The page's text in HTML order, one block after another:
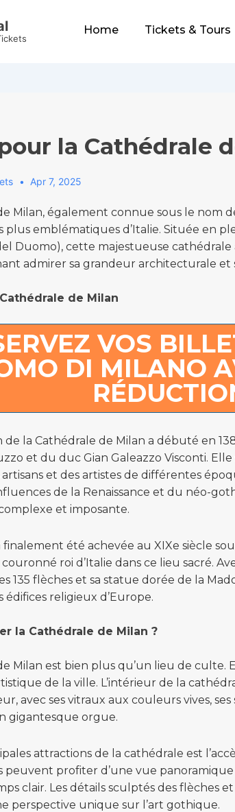
Home Tickets & Tours
la Cathédrale
Apr 7, 2025
Milan, également connue sous le nom
plus emblématiques d’Italie. Située en
Duomo), cette majestueuse
admirer sa grandeur architecturale et
de Milan
VOS
DI MILANO
la Cathédrale de Milan a débuté en
et du duc Gian Galeazzo Visconti. Elle
et des artistes de différentes
de la Renaissance et du néo-
et imposante.
finalement été achevée au XIXe siècle
roi d’Italie dans ce lieu sacré.
135 flèches et sa statue dorée de la
édifices religieux d’Europe.
la Cathédrale de Milan ?
Milan est bien plus qu’un lieu de
de la ville. L’intérieur de la
avec ses vitraux aux couleurs vives,
gigantesque orgue.
attractions de la cathédrale est
peuvent profiter d’une vue panoramique
clair. Les détails sculptés des flèches
perspective unique sur l’art gothique.